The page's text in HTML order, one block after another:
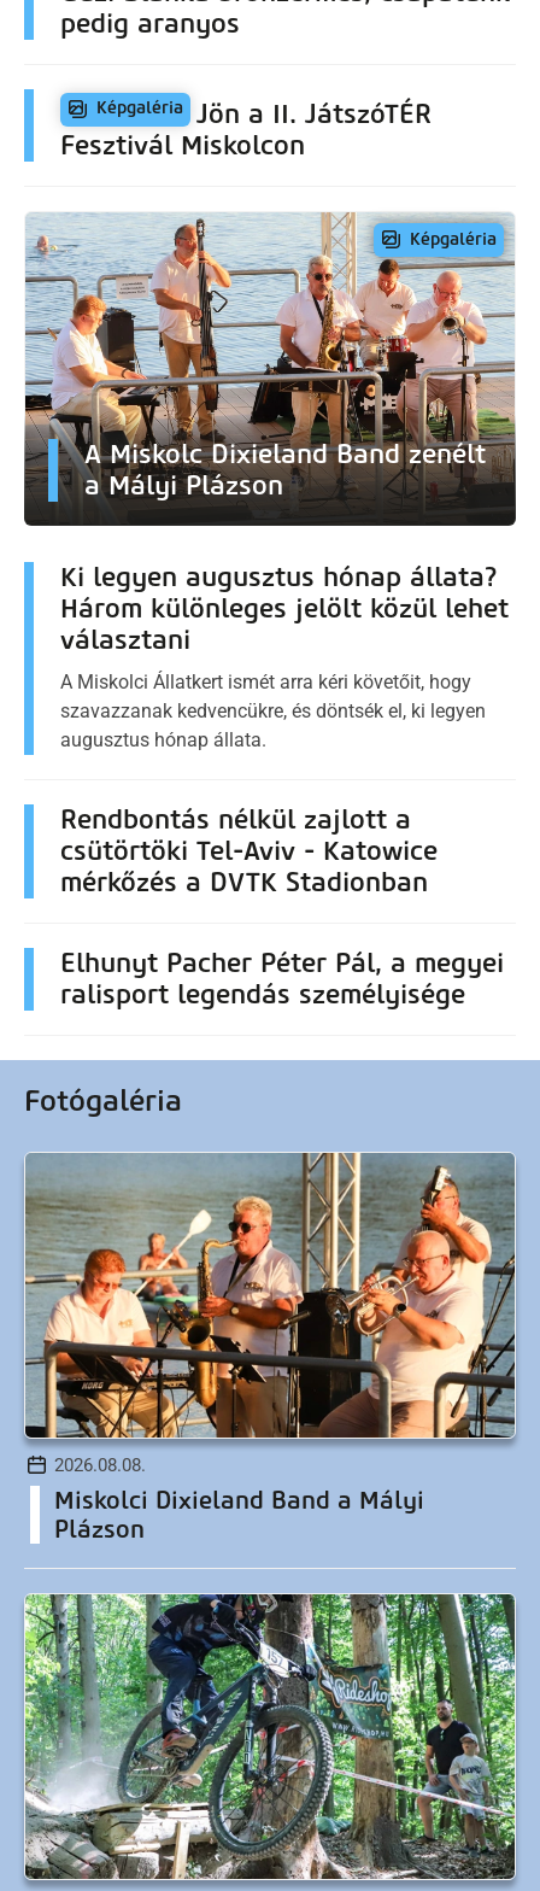
pedig aranyos
Jön a II. JátszóTÉR
Fesztivál Miskolcon
A Miskolc Dixieland Band zenélt
a Mályi Plázson
Ki legyen augusztus hónap állata?
Három különleges jelölt közül lehet
választani
A Miskolci Állatkert ismét arra kéri követőit, hogy
szavazzanak kedvencükre, és döntsék el, ki legyen
augusztus hónap állata.
Rendbontás nélkül zajlott a
csütörtöki Tel-Aviv - Katowice
mérkőzés a DVTK Stadionban
Elhunyt Pacher Péter Pál, a megyei
ralisport legendás személyisége
Fotógaléria
2026.08.08.
Miskolci Dixieland Band a Mályi
Plázson